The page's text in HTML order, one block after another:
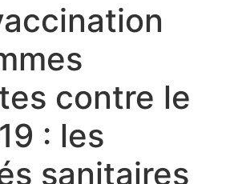
contre le
: les
sanitaires